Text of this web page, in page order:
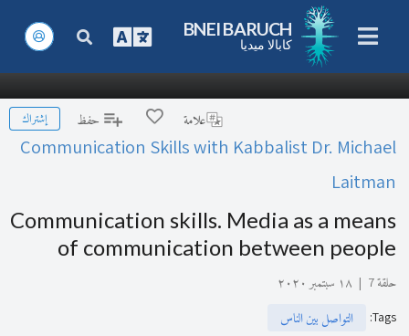
BNEI BARUCH
كابالا ميديا
علامة حفظ إشتراك
Communication Skills with Kabbalist Dr. Michael
Laitman
Communication skills. Media as a means
of communication between people
حلقة 7 | ١٨ سبتمبر ٢٠٢٠
Tags
: التواصل بين الناس